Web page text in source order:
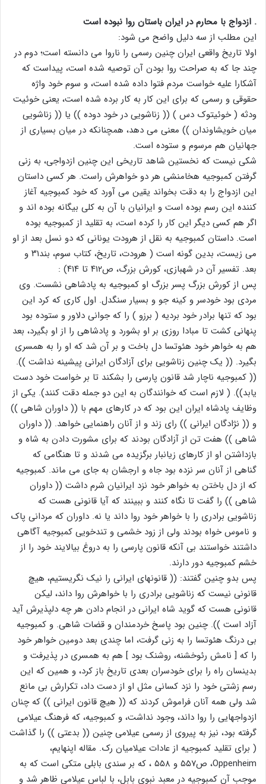
. ازدواج با محارم در ایران باستان روا نبوده است
این مطلب از سه دلیل واضح می شود:
اولا تاریخ واقعی ایران چنین رسمی را ناروا می دانسته است؛ دوم در
چند جا که به صراحت روا بودن آن توصیه شده است، پیداست که
آشکارا علیه خواست مردم فتوا داده شده است، و سوم خود واژه
حقوقی و رسمی که برای این کار به کار برده شده است، یعنی خوئیت
ودثه ( خوئیتوک دس ) (( زناشویی در خود دوده )) یا (( زناشویی
میان خویشاوندان )) معنی می دهد، همچنانکه در میان بسیاری از
جهانیان هم مرسوم و ستوده است.
شکی نیست که نخستین شاهد تاریخی این چنین ازدواجی، به زنی
گرفتن کمبوجیه هخامنشی هر دو خواهرش راست. هر کسی داستان
این ازدواج را به دقت بخواند یقین می آورد که خود کمبوجیه آغاز
کننده این رسم بوده است و ایرانیان با آن به کلی بیگانه بوده اند و
اگر هم کسی دیگر این کار را کرده است، به تقلید از کمبوجیه بوده
است. داستان کمبوجیه به نقل از هرودت یونانی که دو نسل بعد از او
می زیست، بدین گونه است ( هرودت، تاریخ، کتاب سوم، بند۳۱ و
بعد. تفسیر آن در شهبازی، کورش بزرگ، ص۴۱۲ تا ۴۱۴) :
پس از کورش بزرگ پسر بزرگ او کمبوجیه به پادشاهی نشست. وی
مردی بود خودسر و کینه جو و بسیار سنگدل. اول کاری که کرد این
بود که تنها برادر خود بردیه ( برزو ) را که جوانی دلاور و ستوده بود
پنهانی کشت تا مبادا روزی بر او بشورد و پادشاهی را از او بگیرد، بعد
هم به خواهر خود هئوتسا دل باخت و بر آن شد که او را به همسری
بگیرد. (( یک چنین زناشویی برای آزادگان ایرانی پیشینه نداشت )).
(( کمبوجیه ناچار شد قانون پارسی را بشکند تا بر خواست خود دست
یابد)). ( لازم است که خوانندگان به این دو جمله دقت کنند). یکی از
وظایف پادشاه ایران این بود که در کارهای مهم با (( داوران شاهی ))
و (( نژادگان ایرانی )) رای زند و از آنان راهنمایی خواهد. (( داوران
شاهی )) هفت تن از آزادگان بودند که برای مشورت دادن به شاه و
بازداشتن او از کارهای زیانبار برگزیده می شدند و تا هنگامی که
گناهی از آنان سر نزده بود جاه و ارجشان به جای می ماند. کمبوجیه
که از دل باختن به خواهر خود نزد ایرانیان شرم داشت (( داوران
شاهی )) را گفت تا نگاه کنند و ببینند که آیا قانونی هست که
زناشویی برادری را با خواهر خود روا داند یا نه. داوران که مردانی پاک
و ناموس خواه بودند ولی از زود خشمی و تندخویی کمبوجیه آگاهی
داشتند خواستند بی آنکه قانون پارسی را به دروغ بیالایند خود را از
خشم کمبوجیه دور دارند.
پس بدو چنین گفتند: (( قانونهای ایرانی را نیک نگریستیم، هیچ
قانونی نیست که زناشویی برادری را با خواهرش روا داند، لیکن
قانونی هست که گوید شاه ایرانی در انجام دادن هر چه دلپذیرش آید
آزاد است )). چنین بود پاسخ خردمندان و قضات شاهی. و کمبوجیه
بی درنگ هئوتسا را به زنی گرفت، اما چندی بعد دومین خواهر خود
را که [ نامش رئوخشنه، روشنک بود ] هم به همسری در پذیرفت و
بدینسان راه را برای خودسران بعدی تاریخ باز کرد، و همین که این
رسم زشتی خود را نزد کسانی مثل او از دست داد، تکرارش بی مانع
شد ولی همه آنان فراموش کردند که (( هیچ قانون ایرانی )) که چنان
ازدواجهایی را روا داند، وجود نداشت، و کمبوجیه، که فرهنگ عیلامی
گرفته بود، نیز به پیروی از رسمی عیلامی چنین (( بدعتی )) را گذاشت
( برای تقلید کمبوجیه از عادات عیلامیان رک. مقاله اپنهایم،
Oppenheim، ص۵۵۷ و ۵۵۸ ، که بر سندی بابلی متکی است که به
موجب آن کمبوجیه در معبد نبوی بابل، با لباس عیلامی ظاهر شد و